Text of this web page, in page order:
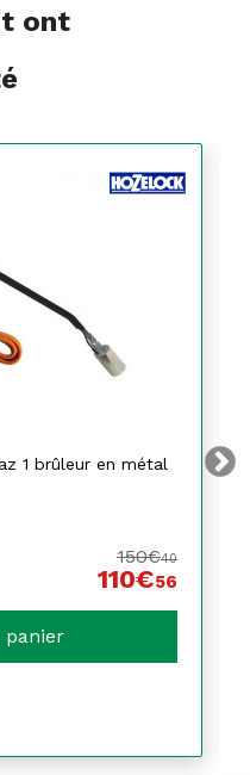
ont
1 brûleur en métal
150€40
110€56
panier